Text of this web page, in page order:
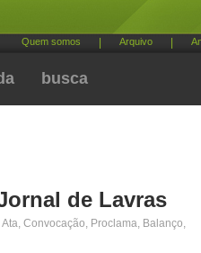
Quem somos Arquivo
busca
de Lavras
Convocação, Proclama, Balanço,